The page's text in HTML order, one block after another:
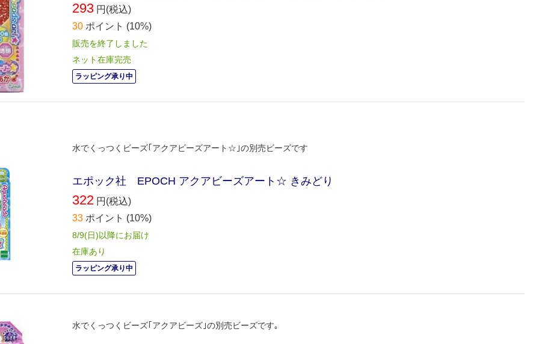
293 円(税込)
30 ポイント (10%)
販売を終了しました
ネット在庫完売
ラッピング承り中
水でくっつくビーズ｢アクアビーズアート☆｣の別売ビーズです
エポック社 EPOCH アクアビーズアート☆ きみどり
322 円(税込)
33 ポイント (10%)
8/9(日)以降にお届け
在庫あり
ラッピング承り中
水でくっつくビーズ｢アクアビーズ｣の別売ビーズです｡